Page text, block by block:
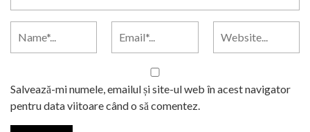
Salvează-mi numele, emailul și site-ul web în acest navigator
pentru data viitoare când o să comentez.